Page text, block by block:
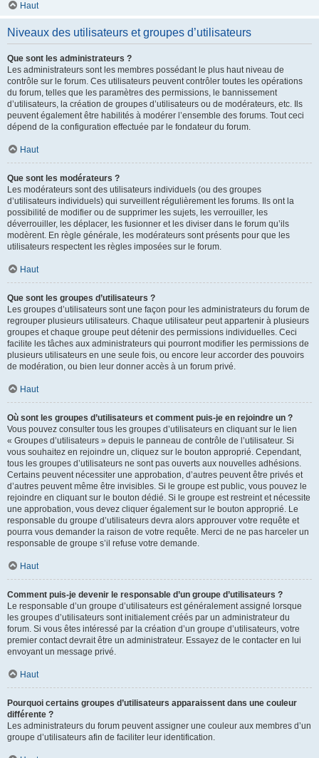
Haut
Niveaux des utilisateurs et groupes d’utilisateurs
Que sont les administrateurs ?
Les administrateurs sont les membres possédant le plus haut niveau de
contrôle sur le forum. Ces utilisateurs peuvent contrôler toutes les opérations
du forum, telles que les paramètres des permissions, le bannissement
d’utilisateurs, la création de groupes d’utilisateurs ou de modérateurs, etc. Ils
peuvent également être habilités à modérer l’ensemble des forums. Tout ceci
dépend de la configuration effectuée par le fondateur du forum.
Haut
Que sont les modérateurs ?
Les modérateurs sont des utilisateurs individuels (ou des groupes
d’utilisateurs individuels) qui surveillent régulièrement les forums. Ils ont la
possibilité de modifier ou de supprimer les sujets, les verrouiller, les
déverrouiller, les déplacer, les fusionner et les diviser dans le forum qu’ils
modèrent. En règle générale, les modérateurs sont présents pour que les
utilisateurs respectent les règles imposées sur le forum.
Haut
Que sont les groupes d’utilisateurs ?
Les groupes d’utilisateurs sont une façon pour les administrateurs du forum de
regrouper plusieurs utilisateurs. Chaque utilisateur peut appartenir à plusieurs
groupes et chaque groupe peut détenir des permissions individuelles. Ceci
facilite les tâches aux administrateurs qui pourront modifier les permissions de
plusieurs utilisateurs en une seule fois, ou encore leur accorder des pouvoirs
de modération, ou bien leur donner accès à un forum privé.
Haut
Où sont les groupes d’utilisateurs et comment puis-je en rejoindre un ?
Vous pouvez consulter tous les groupes d’utilisateurs en cliquant sur le lien
« Groupes d’utilisateurs » depuis le panneau de contrôle de l’utilisateur. Si
vous souhaitez en rejoindre un, cliquez sur le bouton approprié. Cependant,
tous les groupes d’utilisateurs ne sont pas ouverts aux nouvelles adhésions.
Certains peuvent nécessiter une approbation, d’autres peuvent être privés et
d’autres peuvent même être invisibles. Si le groupe est public, vous pouvez le
rejoindre en cliquant sur le bouton dédié. Si le groupe est restreint et nécessite
une approbation, vous devez cliquer également sur le bouton approprié. Le
responsable du groupe d’utilisateurs devra alors approuver votre requête et
pourra vous demander la raison de votre requête. Merci de ne pas harceler un
responsable de groupe s’il refuse votre demande.
Haut
Comment puis-je devenir le responsable d’un groupe d’utilisateurs ?
Le responsable d’un groupe d’utilisateurs est généralement assigné lorsque
les groupes d’utilisateurs sont initialement créés par un administrateur du
forum. Si vous êtes intéressé par la création d’un groupe d’utilisateurs, votre
premier contact devrait être un administrateur. Essayez de le contacter en lui
envoyant un message privé.
Haut
Pourquoi certains groupes d’utilisateurs apparaissent dans une couleur
différente ?
Les administrateurs du forum peuvent assigner une couleur aux membres d’un
groupe d’utilisateurs afin de faciliter leur identification.